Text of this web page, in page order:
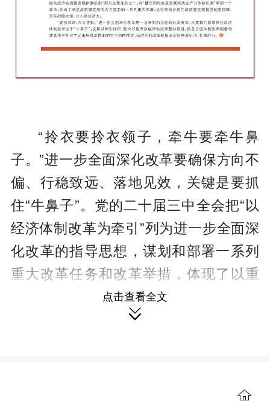
“拎衣要拎衣领子，牵牛要牵牛鼻
子。”进一步全面深化改革要确保方向不
偏、行稳致远、落地见效，关键是要抓
住“牛鼻子”。党的二十届三中全会把“以
经济体制改革为牵引”列为进一步全面深
化改革的指导思想，谋划和部署一系列
重大改革任务和改革举措，体现了以重
点突破带动全局的科学思想方法，为进
一步全面深化改革、推进中国式现代化
革的全局中之所以具有牵引作用，这是
点击查看全文
